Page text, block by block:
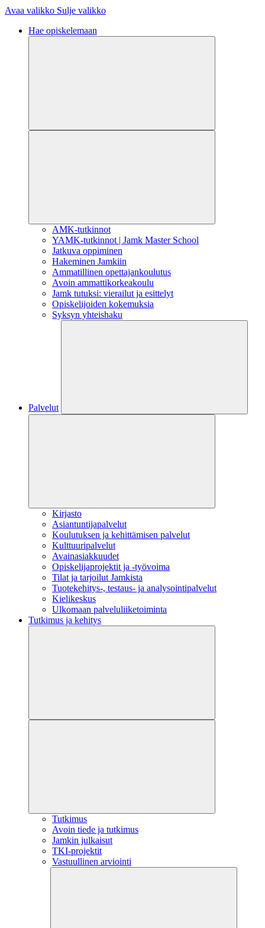
Avaa valikko Sulje valikko
Hae opiskelemaan
AMK-tutkinnot
YAMK-tutkinnot | Jamk Master School
Jatkuva oppiminen
Hakeminen Jamkiin
Ammatillinen opettajankoulutus
Avoin ammattikorkeakoulu
Jamk tutuksi: vierailut ja esittelyt
Opiskelijoiden kokemuksia
Syksyn yhteishaku
Palvelut
Kirjasto
Asiantuntijapalvelut
Koulutuksen ja kehittämisen palvelut
Kulttuuripalvelut
Avainasiakkuudet
Opiskelijaprojektit​ ja -työvoima
Tilat ja tarjoilut Jamkista
Tuotekehitys-, testaus- ja analysointipalvelut
Kielikeskus
Ulkomaan palveluliiketoiminta
Tutkimus ja kehitys
Tutkimus
Avoin tiede ja tutkimus
Jamkin julkaisut
TKI-projektit
Vastuullinen arviointi